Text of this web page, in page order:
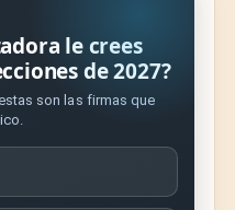
le crees
de 2027?
son las firmas que